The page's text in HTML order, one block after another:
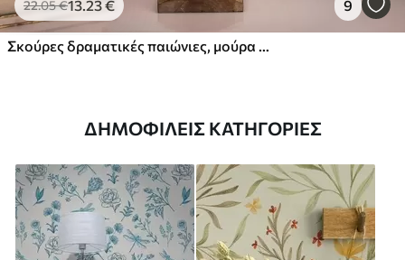
22.05€13.23€ 9
Σκούρες δραματικές παιώνιες, μούρα και πεταλούδα σε μαύρο φόντο
ΔΗΜΟΦΙΛΕΊΣ ΚΑΤΗΓΟΡΊΕΣ